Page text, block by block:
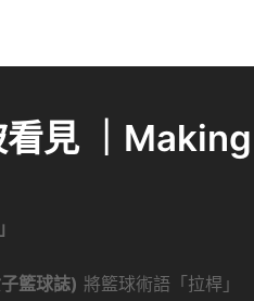
見 ｜Making
籃球誌) 將籃球術語「拉桿」